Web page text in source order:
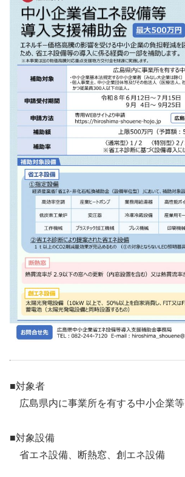
■対象者
広島県内に事業所を有する中小企業等
■対象設備
省エネ設備、断熱窓、創エネ設備